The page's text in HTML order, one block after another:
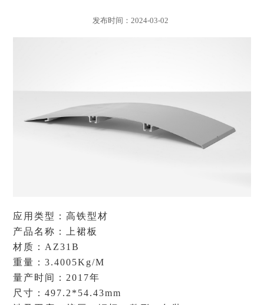
发布时间：2024-03-02
应用类型：高铁型材
产品名称：上裙板
材质：AZ31B
重量：3.4005Kg/M
量产时间：2017年
尺寸：497.2*54.43mm